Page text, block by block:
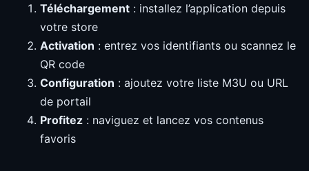
Téléchargement : installez l’application depuis
votre store
Activation : entrez vos identifiants ou scannez le
QR code
Configuration : ajoutez votre liste M3U ou URL
de portail
Profitez : naviguez et lancez vos contenus
favoris